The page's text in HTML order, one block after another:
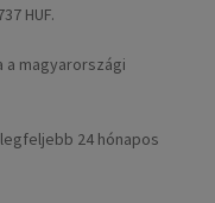
HUF.
magyarországi
24 hónapos